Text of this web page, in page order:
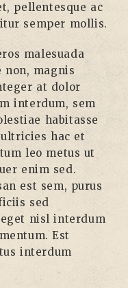
pellentesque ac
semper mollis.
malesuada
non, magnis
at dolor
interdum, sem
habitasse
hac et
leo metus ut
enim sed.
est sem, purus
sed
nisl interdum
Est
interdum